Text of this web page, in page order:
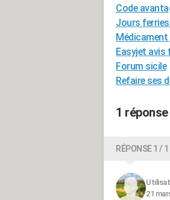
Code
Jours
Easyjet avis
Forum sicile
Refaire ses
1 réponse
RÉPONSE 1 / 1
21